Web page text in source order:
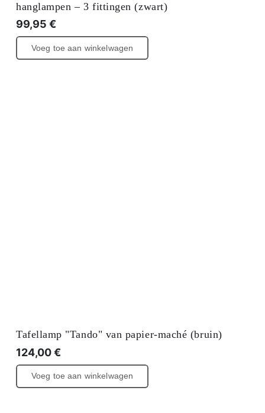
hanglampen – 3 fittingen (zwart)
99,95 €
Voeg toe aan winkelwagen
Tafellamp "Tando" van papier-maché (bruin)
124,00€
Voeg toe aan winkelwagen